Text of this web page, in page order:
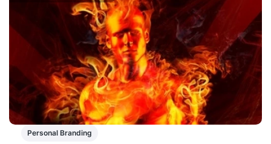
Personal Branding